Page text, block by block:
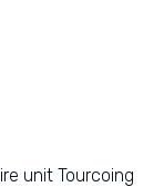
unit Tourcoing